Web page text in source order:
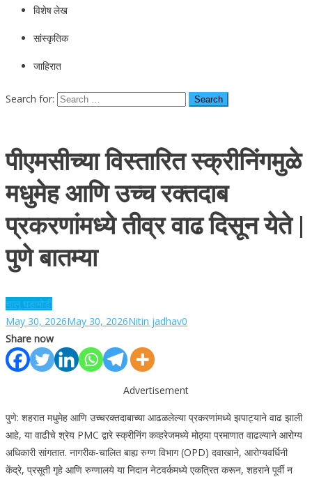
विशेष लेख
सांस्कृतिक
जाहिरात
Search for:
पीएमसीच्या विस्तारित स्क्रीनिंगमुळे
मधुमेह आणि उच्च रक्तदाब
प्रकरणांमध्ये तीव्र वाढ दिसून येते |
पुणे बातम्या
चालू घडामोडी
May 30, 2026May 30, 2026Nitin jadhav0
Share now
Advertisement
पुणे: शहरात मधुमेह आणि उच्चरक्तदाबाच्या आढळलेल्या प्रकरणांमध्ये झपाट्याने वाढ झाली
आहे, या वाढीचे श्रेय PMC द्वारे स्क्रीनिंग कव्हरेजमध्ये मोठ्या प्रमाणात वाढल्याने आरोग्य
अधिकारी सांगतात. नागरीक-चालित बाह्य रुग्ण विभाग (OPD) दवाखाने, आरोग्यवर्धिनी
केंद्रे, प्रसूती गृहे आणि रुग्णालये या निदान नेटवर्कमध्ये एकत्रित करून, शहराने पूर्वी न